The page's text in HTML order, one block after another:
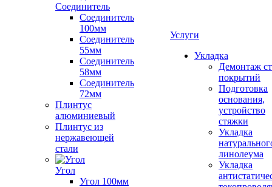
Соединитель
Соединитель
100мм
Соединитель
55мм
Соединитель
58мм
Соединитель
72мм
Плинтус
алюминиевый
Плинтус из
нержавеющей
стали
Угол
Угол 100мм
Услуги
Укладка
Демонтаж
покрытий
Подготовка
основания,
устройство
стяжки
Укладка
линолеума
Укладка